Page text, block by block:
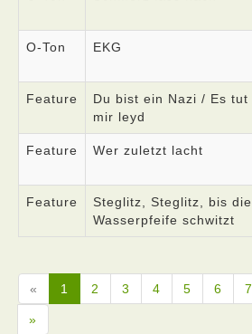
O-Ton EKG
Feature
Du bist ein Nazi / Es tut
mir leyd
Feature Wer zuletzt lacht
Feature
Steglitz, Steglitz, bis die
Wasserpfeife schwitzt
« 1 2 3 4 5 6 7
»